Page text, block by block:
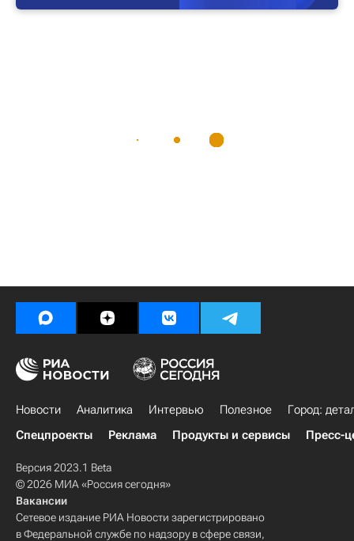
Новости Аналитика Интервью Полезное
Город:
Спецпроекты
Реклама Продукты и сервисы Пресс-
Версия 2023.1 Beta
© 2026 МИА «Россия сегодня»
Вакансии
Сетевое издание РИА Новости зарегистрировано
в Федеральной службе по надзору в сфере связи,